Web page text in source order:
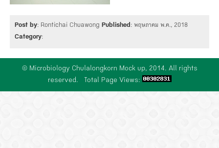
ศูนย์ความเป็นเลิศทางด้านวิชาการ
ความปลอดภัยทางห้องปฏิบัติการ
แผนงานคุณภาพประจำปี
หน่วยงานภายในโรงพยาบาลจุฬาลงกรณ์
แบบฟอร์มเปิด-ปิดการทดสอบ
สัมมนาภาควิชา/ฝ่ายจุลชีววิทยา 2566
Post by: Rontichai Chuawong Published: พฤษภาคม พ.ค., 2018
Category:
© Microbiology Chulalongkorn Mock up, 2014. All rights
reserved. Total Page Views: